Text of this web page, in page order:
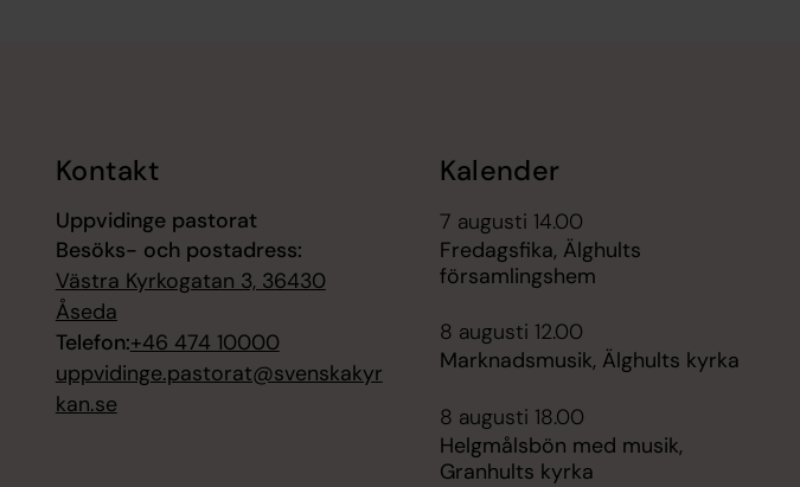
Kontakt
Uppvidinge pastorat
Besöks- och postadress:
Västra Kyrkogatan 3, 36430
Åseda
Telefon:+46 474 10000
uppvidinge.pastorat@svenskakyr
kan.se
Kalender
7 augusti 14.00
Fredagsfika, Älghults
församlingshem
8 augusti 12.00
Marknadsmusik, Älghults kyrka
8 augusti 18.00
Helgmålsbön med musik,
Granhults kyrka